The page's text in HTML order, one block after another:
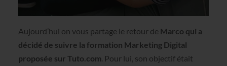
Aujourd’hui on vous partage le retour de Marco qui a
décidé de suivre la formation Marketing Digital
proposée sur Tuto.com. Pour lui, son objectif était